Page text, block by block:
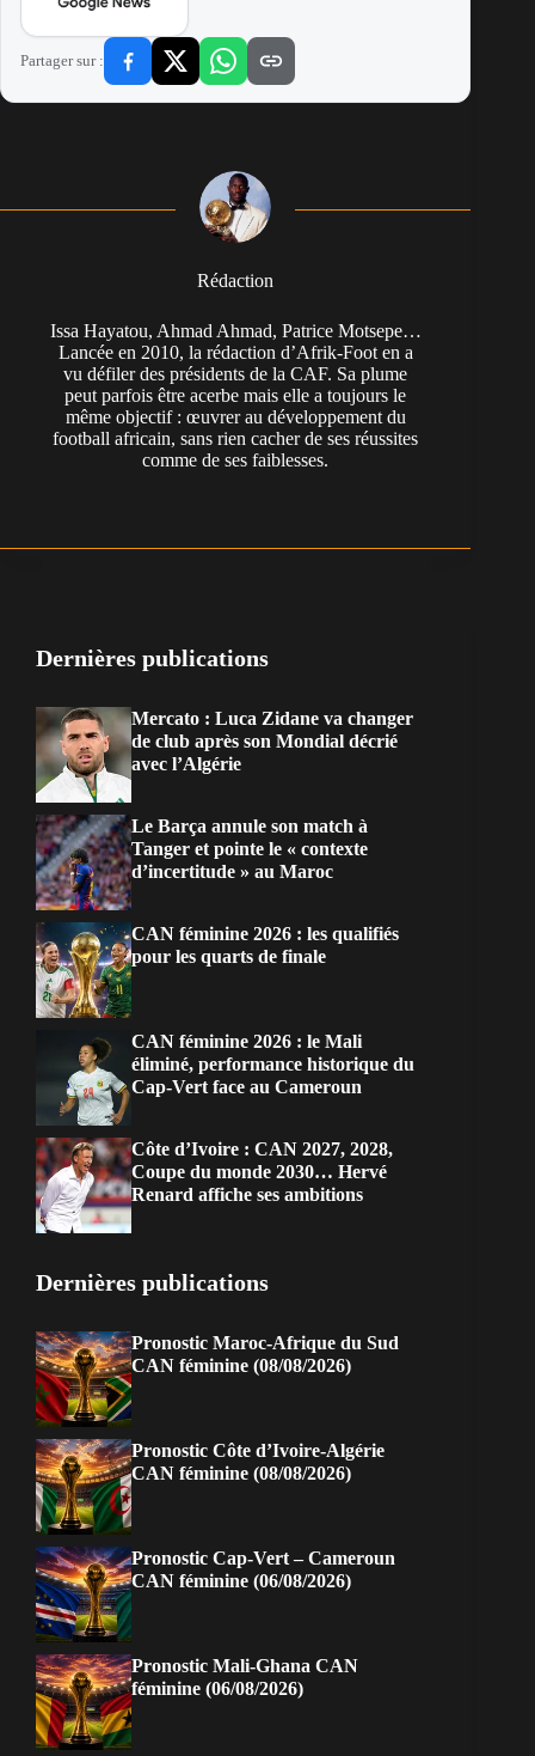
Partager sur :
Rédaction
Issa Hayatou, Ahmad Ahmad, Patrice Motsepe…
Lancée en 2010, la rédaction d’Afrik-Foot en a
vu défiler des présidents de la CAF. Sa plume
peut parfois être acerbe mais elle a toujours le
même objectif : œuvrer au développement du
football africain, sans rien cacher de ses réussites
comme de ses faiblesses.
Dernières publications
Mercato : Luca Zidane va changer
de club après son Mondial décrié
avec l’Algérie
Le Barça annule son match à
Tanger et pointe le « contexte
d’incertitude » au Maroc
CAN féminine 2026 : les qualifiés
pour les quarts de finale
CAN féminine 2026 : le Mali
éliminé, performance historique du
Cap-Vert face au Cameroun
Côte d’Ivoire : CAN 2027, 2028,
Coupe du monde 2030… Hervé
Renard affiche ses ambitions
Dernières publications
Pronostic Maroc-Afrique du Sud
CAN féminine (08/08/2026)
Pronostic Côte d’Ivoire-Algérie
CAN féminine (08/08/2026)
Pronostic Cap-Vert – Cameroun
CAN féminine (06/08/2026)
Pronostic Mali-Ghana CAN
féminine (06/08/2026)